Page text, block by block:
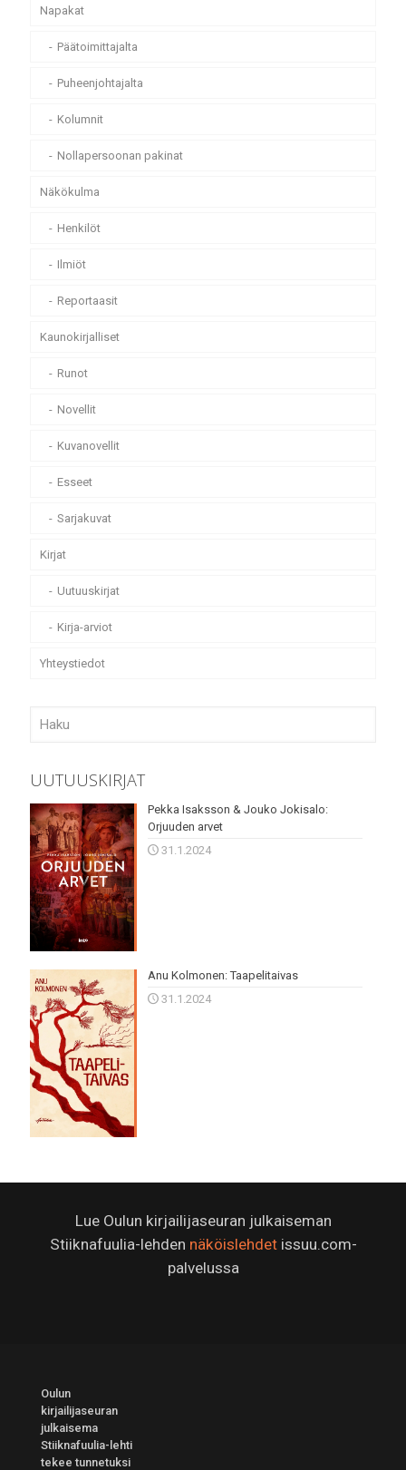
Napakat
Päätoimittajalta
Puheenjohtajalta
Kolumnit
Nollapersoonan pakinat
Näkökulma
Henkilöt
Ilmiöt
Reportaasit
Kaunokirjalliset
Runot
Novellit
Kuvanovellit
Esseet
Sarjakuvat
Kirjat
Uutuuskirjat
Kirja-arviot
Yhteystiedot
UUTUUSKIRJAT
Pekka Isaksson & Jouko Jokisalo:
Orjuuden arvet
31.1.2024
Anu Kolmonen: Taapelitaivas
31.1.2024
Lue Oulun kirjailijaseuran julkaiseman
Stiiknafuulia-lehden näköislehdetissuu.com-
palvelussa
Oulun
kirjailijaseuran
julkaisema
Stiiknafuulia-lehti
tekee tunnetuksi